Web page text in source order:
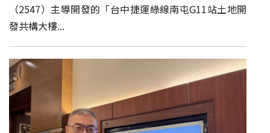
（2547）主導開發的「台中捷運綠線南屯G11站土地開
發共構大樓...